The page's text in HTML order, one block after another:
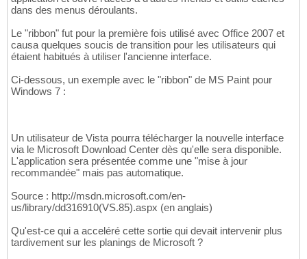
dans des menus déroulants.
Le "ribbon" fut pour la première fois utilisé avec Office 2007 et
causa quelques soucis de transition pour les utilisateurs qui
étaient habitués à utiliser l'ancienne interface.
Ci-dessous, un exemple avec le "ribbon" de MS Paint pour
Windows 7 :
Un utilisateur de Vista pourra télécharger la nouvelle interface
via le Microsoft Download Center dès qu'elle sera disponible.
L'application sera présentée comme une "mise à jour
recommandée" mais pas automatique.
Source : http://msdn.microsoft.com/en-
us/library/dd316910(VS.85).aspx (en anglais)
Qu'est-ce qui a acceléré cette sortie qui devait intervenir plus
tardivement sur les planings de Microsoft ?